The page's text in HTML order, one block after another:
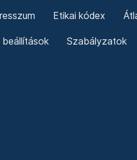
Etikai kódex
beállítások Szabályzatok